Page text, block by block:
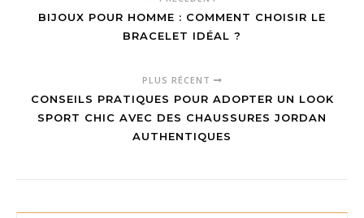
BIJOUX POUR HOMME : COMMENT CHOISIR LE
BRACELET IDÉAL ?
PLUS RÉCENT
CONSEILS PRATIQUES POUR ADOPTER UN LOOK
SPORT CHIC AVEC DES CHAUSSURES JORDAN
AUTHENTIQUES